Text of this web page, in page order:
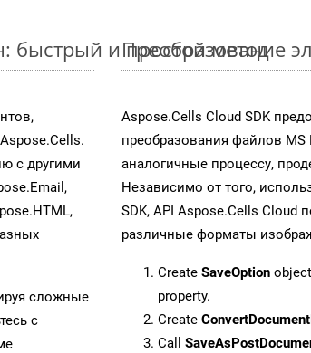
быстрый и простой метод
с другими
сложные
с
Преобразование
Aspose.Cells Cloud SDK
преобразования файлов
аналогичные процессу,
Независимо от того,
SDK, API Aspose.Cells Cloud
различные форматы
Create SaveOption
property.
Create
Call